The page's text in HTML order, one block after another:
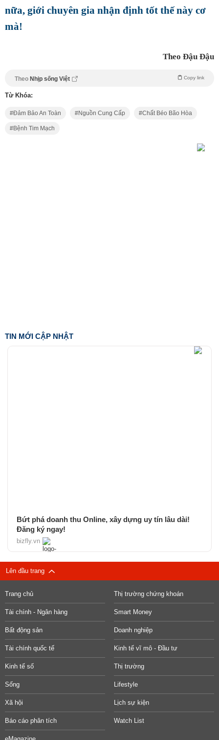
nữa, giới chuyên gia nhận định tốt thế này cơ
mà!
Theo Đậu Đậu
Theo Nhịp sống Việt Copy link
Từ Khóa:
Đảm Bảo An Toàn Nguồn Cung Cấp Chất Béo Bão Hòa
Bệnh Tim Mạch
TIN MỚI CẬP NHẬT
Bứt phá doanh thu Online, xây dựng uy tín lâu dài!
Đăng ký ngay!
bizfly.vn
Lên đầu trang
Trang chủ Thị trường chứng khoán
Tài chính - Ngân hàng Smart Money
Bất động sản Doanh nghiệp
Tài chính quốc tế Kinh tế vĩ mô - Đầu tư
Kinh tế số Thị trường
Sống Lifestyle
Xã hội Lịch sự kiện
Báo cáo phân tích Watch List